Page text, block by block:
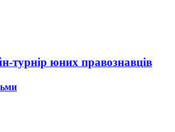
турнір юних правознавців